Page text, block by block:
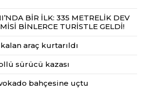
BİR İLK: 335 METRELİK DEV
BİNLERCE TURİSTLE GELDİ!
araç kurtarıldı
sürücü kazası
bahçesine uçtu